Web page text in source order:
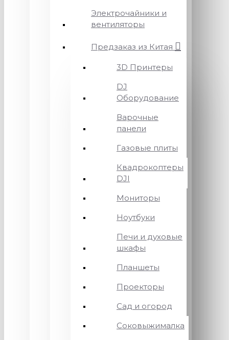
Электрочайники и
вентиляторы
Предзаказ из Китая
3D Принтеры
DJ
Оборудование
Варочные
панели
Газовые плиты
Квадрокоптеры
DJI
Мониторы
Ноутбуки
Печи и духовые
шкафы
Планшеты
Проекторы
Сад и огород
Соковыжималка